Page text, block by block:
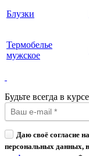
Блузки
Термобелье
мужское
Будьте всегда в курсе
Даю своё согласие
персональных данных, в